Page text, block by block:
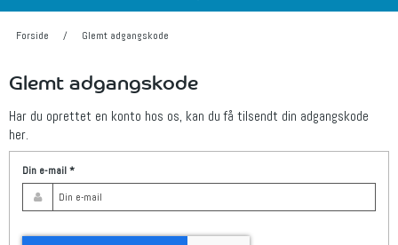
Forside / Glemt adgangskode
Glemt adgangskode
Har du oprettet en konto hos os, kan du få tilsendt din adgangskode
her.
Din e-mail*